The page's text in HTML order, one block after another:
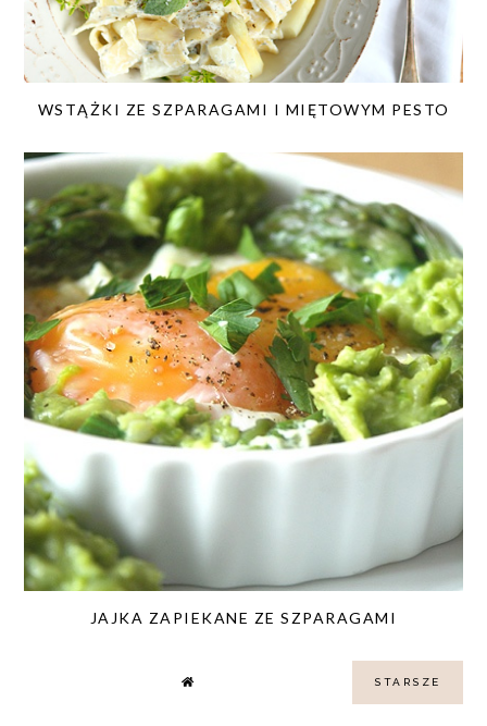
WSTĄŻKI ZE SZPARAGAMI I MIĘTOWYM PESTO
JAJKA ZAPIEKANE ZE SZPARAGAMI
STARSZE